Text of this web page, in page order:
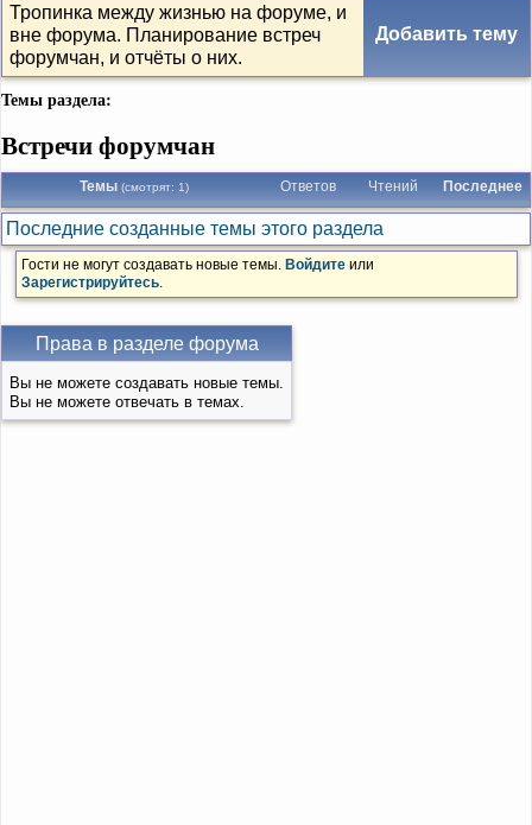
Тропинка между жизнью на форуме, и
вне форума. Планирование встреч
форумчан, и отчёты о них.
Добавить тему
Темы раздела:
Встречи форумчан
Темы (смотрят: 1) Ответов Чтений Последнее
Последние созданные темы этого раздела
Гости не могут создавать новые темы. Войдитеили
Зарегистрируйтесь.
Права в разделе форума
Вы не можете создавать новые темы.
Вы не можете отвечать в темах.